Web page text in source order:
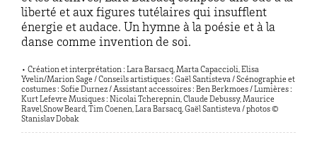
liberté et aux figures tutélaires qui insufflent
énergie et audace. Un hymne à la poésie et à la
danse comme invention de soi.
• Création et interprétation : Lara Barsacq, Marta Capaccioli, Elisa
Yvelin/Marion Sage / Conseils artistiques : Gaël Santisteva / Scénographie et
costumes : Sofie Durnez / Assistant accessoires : Ben Berkmoes / Lumières :
Kurt Lefevre Musiques : Nicolai Tcherepnin, Claude Debussy, Maurice
Ravel,Snow Beard, Tim Coenen, Lara Barsacq, Gaël Santisteva / photos ©
Stanislav Dobak